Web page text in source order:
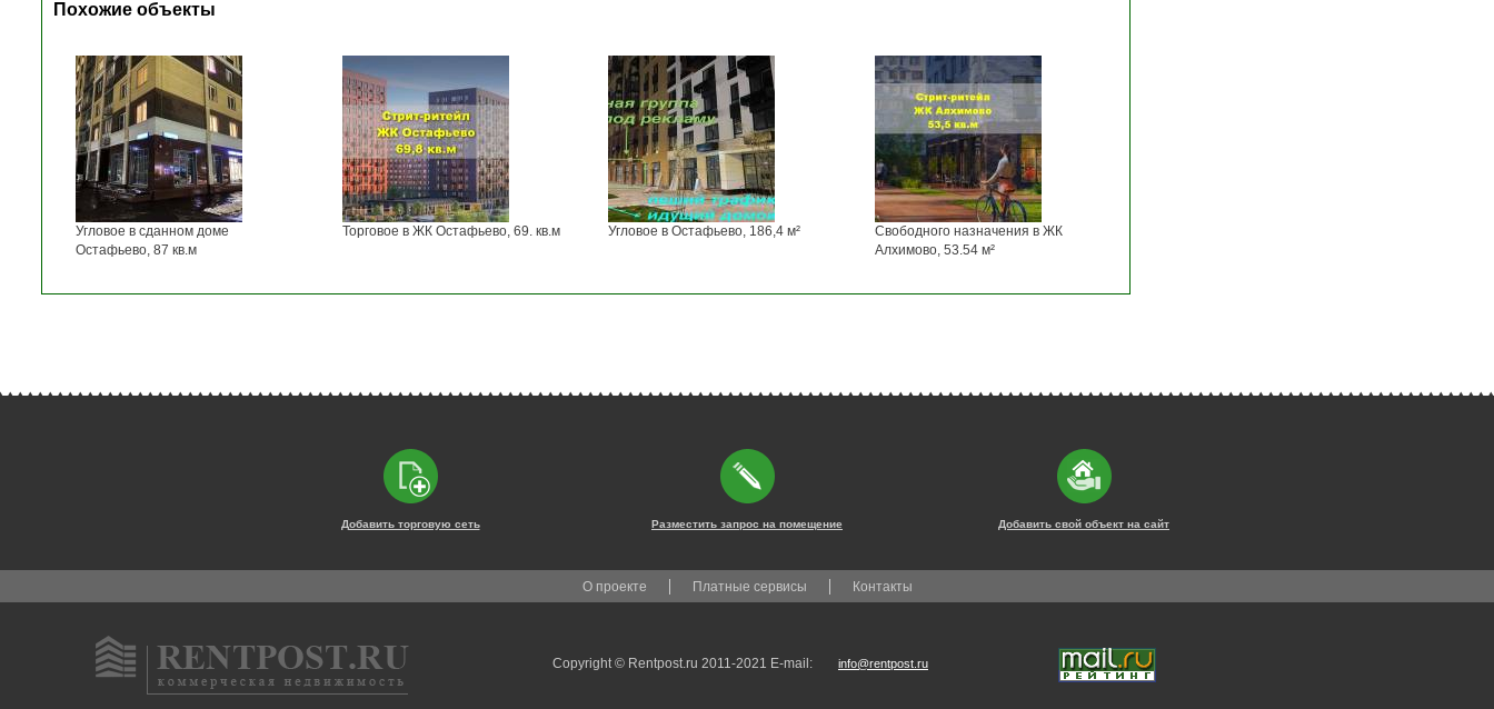
Похожие объекты
Угловое в сданном доме
Остафьево, 87 кв.м
Торговое в ЖК Остафьево, 69. кв.м Угловое в Остафьево, 186,4 м²
Свободного назначения в ЖК
Алхимово, 53.54 м²
Добавить торговую сеть Разместить запрос на помещение Добавить свой объект на сайт
О проекте Платные сервисы Контакты
Copyright © Rentpost.ru 2011-2021 E-mail: info@rentpost.ru